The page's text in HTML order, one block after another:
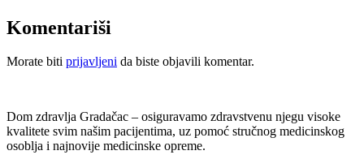
Komentariši
Morate biti prijavljeni da biste objavili komentar.
Dom zdravlja Gradačac – osiguravamo zdravstvenu njegu visoke
kvalitete svim našim pacijentima, uz pomoć stručnog medicinskog
osoblja i najnovije medicinske opreme.